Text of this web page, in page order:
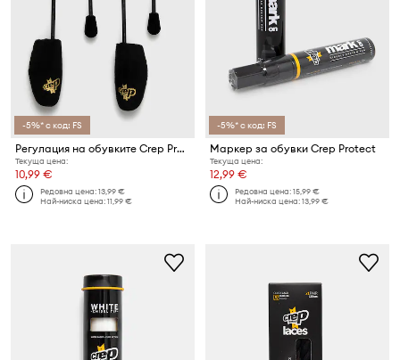
-5%* с код: FS
Регулация на обувките Crep Protect
Текуща цена:
10,99 €
Редовна цена:13,99 €
Най-ниска цена:11,99 €
-5%* с код: FS
Маркер за обувки Crep Protect
Текуща цена:
12,99 €
Редовна цена:15,99 €
Най-ниска цена:13,99 €